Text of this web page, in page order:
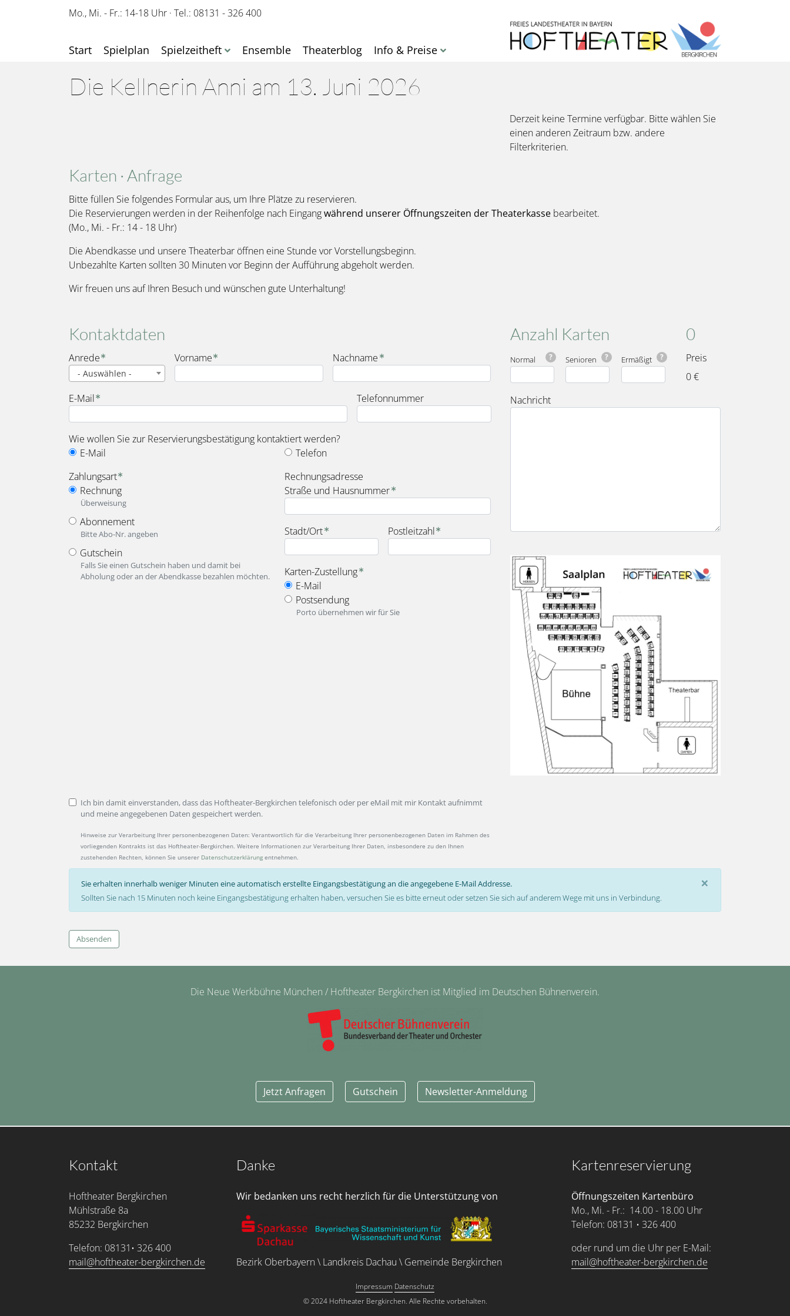
Mo., Mi. - Fr.: 14-18 Uhr · Tel.: 08131 - 326 400
Start Spielplan Spielzeitheft Ensemble Theaterblog Info & Preise
Die Kellnerin Anni am 13. Juni 2026
Derzeit keine Termine verfügbar. Bitte wählen Sie
einen anderen Zeitraum bzw. andere
Filterkriterien.
Karten · Anfrage
Bitte füllen Sie folgendes Formular aus, um Ihre Plätze zu reservieren.
Die Reservierungen werden in der Reihenfolge nach Eingangwährend unserer Öffnungszeiten der Theaterkasse bearbeitet.
(Mo., Mi. - Fr.: 14 - 18 Uhr)
Die Abendkasse und unsere Theaterbar öffnen eine Stunde vor Vorstellungsbeginn.
Unbezahlte Karten sollten 30 Minuten vor Beginn der Aufführung abgeholt werden.
Wir freuen uns auf Ihren Besuch und wünschen gute Unterhaltung!
Kontaktdaten
Name
Anrede
- Auswählen -
Vorname Nachname
E-Mail Telefonnummer
Wie wollen Sie zur Reservierungsbestätigung kontaktiert werden?
E-Mail
Telefon
Zahlungsart
Rechnung
Überweisung
Abonnement
Bitte Abo-Nr. angeben
Gutschein
Falls Sie einen Gutschein haben und damit bei
Abholung oder an der Abendkasse bezahlen möchten.
fieldset_for_payment_options
Rechnungsadresse
Straße und Hausnummer
Stadt/Ort Postleitzahl
fieldset_for_delivery_options
Karten-Zustellung
E-Mail
Postsendung
Porto übernehmen wir für Sie
Anzahl Karten
?
Normal ?
Senioren ?
Ermäßigt
0
Preis
0 €
Nachricht
Bild
Ich bin damit einverstanden, dass das Hoftheater-Bergkirchen telefonisch oder per eMail mit mir Kontakt aufnimmt
und meine angegebenen Daten gespeichert werden.
Hinweise zur Verarbeitung Ihrer personenbezogenen Daten: Verantwortlich für die Verarbeitung Ihrer personenbezogenen Daten im Rahmen des
vorliegenden Kontrakts ist das Hoftheater-Bergkirchen. Weitere Informationen zur Verarbeitung Ihrer Daten, insbesondere zu den Ihnen
zustehenden Rechten, können Sie unserer Datenschutzerklärung entnehmen.
×
Sie erhalten innerhalb weniger Minuten eine automatisch erstellte Eingangsbestätigung an die angegebene E-Mail Addresse.
Sollten Sie nach 15 Minuten noch keine Eingangsbestätigung erhalten haben, versuchen Sie es bitte erneut oder setzen Sie sich auf anderem Wege mit uns in Verbindung.
Absenden
Die Neue Werkbühne München / Hoftheater Bergkirchen ist Mitglied im Deutschen Bühnenverein.
Jetzt Anfragen Gutschein Newsletter-Anmeldung
Kontakt
Hoftheater Bergkirchen
Mühlstraße 8a
85232 Bergkirchen
Telefon: 08131• 326 400
mail@hoftheater-bergkirchen.de
Danke
Wir bedanken uns recht herzlich für die Unterstützung von
Bezirk Oberbayern \ Landkreis Dachau \ Gemeinde Bergkirchen
Kartenreservierung
Öffnungszeiten Kartenbüro
Mo., Mi. - Fr.: 14.00 - 18.00 Uhr
Telefon: 08131 • 326 400
oder rund um die Uhr per E-Mail:
mail@hoftheater-bergkirchen.de
Impressum Datenschutz
© 2024 Hoftheater Bergkirchen. Alle Rechte vorbehalten.